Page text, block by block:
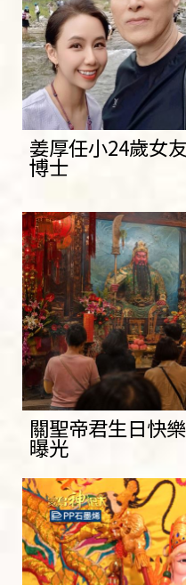
姜厚任小24歲女
博士
關聖帝君生日快
曝光